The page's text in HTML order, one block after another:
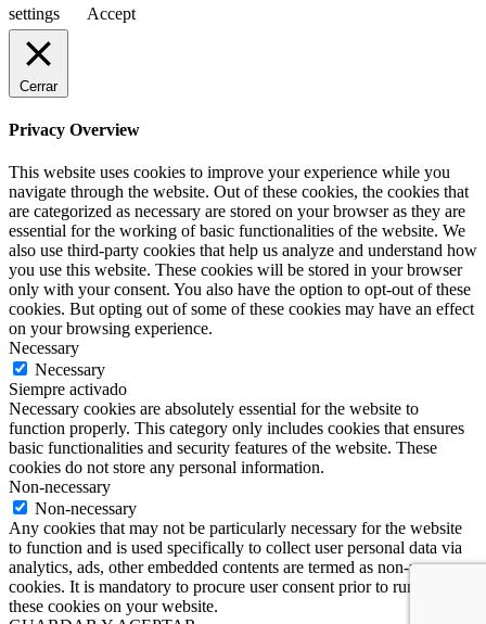
settings
Accept
Cerrar
Privacy Overview
This website uses cookies to improve your experience while you
navigate through the website. Out of these cookies, the cookies that
are categorized as necessary are stored on your browser as they are
essential for the working of basic functionalities of the website. We
also use third-party cookies that help us analyze and understand how
you use this website. These cookies will be stored in your browser
only with your consent. You also have the option to opt-out of these
cookies. But opting out of some of these cookies may have an effect
on your browsing experience.
Necessary
Necessary
Siempre activado
Necessary cookies are absolutely essential for the website to
function properly. This category only includes cookies that ensures
basic functionalities and security features of the website. These
cookies do not store any personal information.
Non-necessary
Non-necessary
Any cookies that may not be particularly necessary for the website
to function and is used specifically to collect user personal data via
analytics, ads, other embedded contents are termed as non-necessary
cookies. It is mandatory to procure user consent prior to running
these cookies on your website.